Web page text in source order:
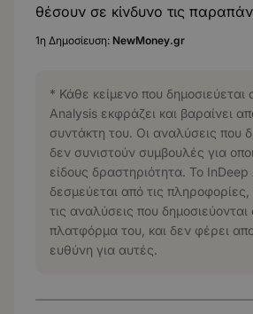
θέσουν σε κίνδυνο τις
1η Δημοσίευση: NewMoney.gr
* Κάθε κείμενο που δημοσιεύεται
Analysis εκφράζει και βαραίνει
συντάκτη του. Οι αναλύσεις που
δεν συνιστούν συμβουλές για
είδους δραστηριότητα. Το
δεσμεύεται από τις πληροφορίες,
τις αναλύσεις που
πλατφόρμα του, και δεν φέρει
ευθύνη για αυτές.